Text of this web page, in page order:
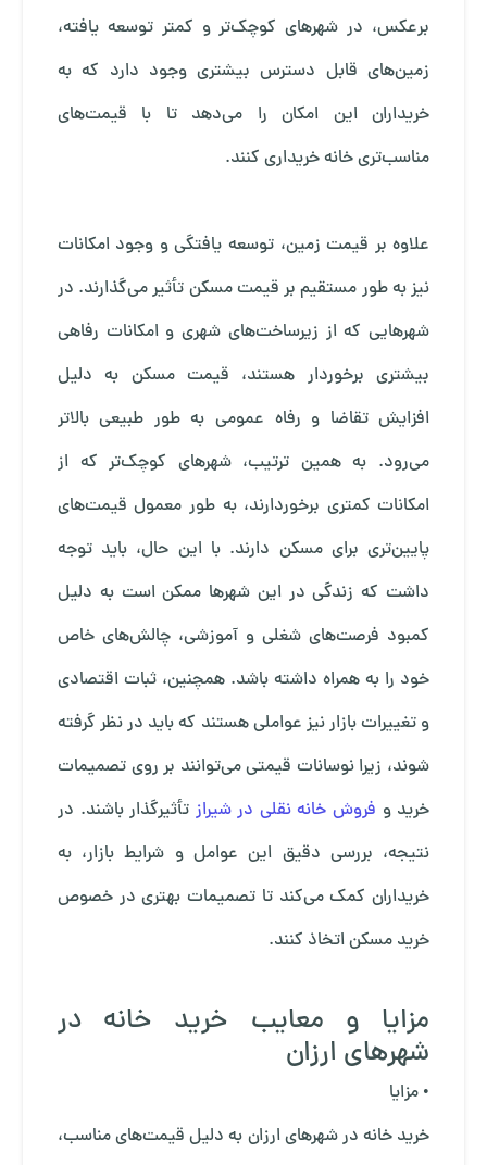
برعکس، در شهرهای کوچک‌تر و کمتر توسعه یافته،
زمین‌های قابل دسترس بیشتری وجود دارد که به
خریداران این امکان را می‌دهد تا با قیمت‌های
مناسب‌تری خانه خریداری کنند.
علاوه بر قیمت زمین، توسعه یافتگی و وجود امکانات
نیز به طور مستقیم بر قیمت مسکن تأثیر می‌گذارند. در
شهرهایی که از زیرساخت‌های شهری و امکانات رفاهی
بیشتری برخوردار هستند، قیمت مسکن به دلیل
افزایش تقاضا و رفاه عمومی به طور طبیعی بالاتر
می‌رود. به همین ترتیب، شهرهای کوچک‌تر که از
امکانات کمتری برخوردارند، به طور معمول قیمت‌های
پایین‌تری برای مسکن دارند. با این حال، باید توجه
داشت که زندگی در این شهرها ممکن است به دلیل
کمبود فرصت‌های شغلی و آموزشی، چالش‌های خاص
خود را به همراه داشته باشد. همچنین، ثبات اقتصادی
و تغییرات بازار نیز عواملی هستند که باید در نظر گرفته
شوند، زیرا نوسانات قیمتی می‌توانند بر روی تصمیمات
خرید و فروش خانه نقلی در شیراز تأثیرگذار باشند. در
نتیجه، بررسی دقیق این عوامل و شرایط بازار، به
خریداران کمک می‌کند تا تصمیمات بهتری در خصوص
خرید مسکن اتخاذ کنند.
مزایا و معایب خرید خانه در
شهرهای ارزان
• مزایا
خرید خانه در شهرهای ارزان به دلیل قیمت‌های مناسب،